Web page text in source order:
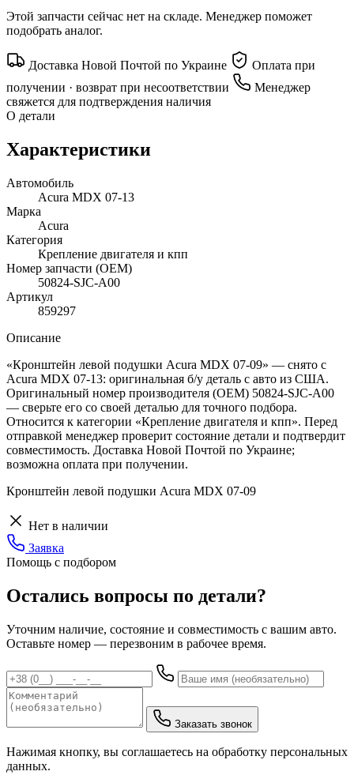
Этой запчасти сейчас нет на складе. Менеджер поможет
подобрать аналог.
Доставка Новой Почтой по Украине
Оплата при
получении · возврат при несоответствии
Менеджер
свяжется для подтверждения наличия
О детали
Характеристики
Автомобиль
Acura MDX 07-13
Марка
Acura
Категория
Крепление двигателя и кпп
Номер запчасти (OEM)
50824-SJC-A00
Артикул
859297
Описание
«Кронштейн левой подушки Acura MDX 07-09» — снято с
Acura MDX 07-13: оригинальная б/у деталь с авто из США.
Оригинальный номер производителя (OEM) 50824-SJC-A00
— сверьте его со своей деталью для точного подбора.
Относится к категории «Крепление двигателя и кпп». Перед
отправкой менеджер проверит состояние детали и подтвердит
совместимость. Доставка Новой Почтой по Украине;
возможна оплата при получении.
Кронштейн левой подушки Acura MDX 07-09
Нет в наличии
Заявка
Помощь с подбором
Остались вопросы по детали?
Уточним наличие, состояние и совместимость с вашим авто.
Оставьте номер — перезвоним в рабочее время.
Заказать звонок
Нажимая кнопку, вы соглашаетесь на обработку персональных
данных.